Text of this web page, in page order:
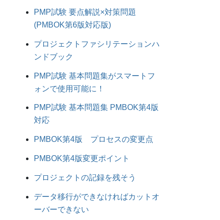
PMP試験 要点解説×対策問題
(PMBOK第6版対応版)
プロジェクトファシリテーションハ
ンドブック
PMP試験 基本問題集がスマートフ
ォンで使用可能に！
PMP試験 基本問題集 PMBOK第4版
対応
PMBOK第4版 プロセスの変更点
PMBOK第4版変更ポイント
プロジェクトの記録を残そう
データ移行ができなければカットオ
ーバーできない